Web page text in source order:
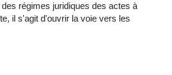
régimes juridiques des actes à
il s'agit d'ouvrir la voie vers les